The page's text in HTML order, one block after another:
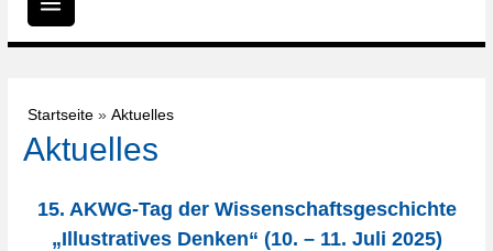
Main
Startseite Aktuelles
Aktuelles
15. AKWG-Tag der Wissenschaftsgeschichte
„Illustratives Denken“ (10. – 11. Juli 2025)